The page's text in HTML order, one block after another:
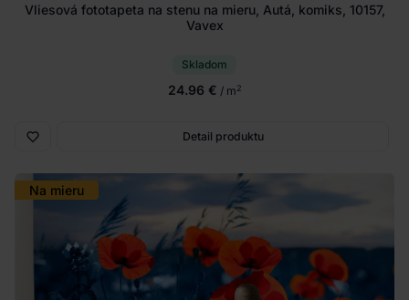
Vliesová fototapeta na stenu na mieru, Autá, komiks, 10157,
Vavex
Skladom
24.96 € / m2
Detail produktu
Na mieru